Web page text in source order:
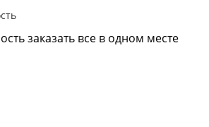
заказать все в одном месте